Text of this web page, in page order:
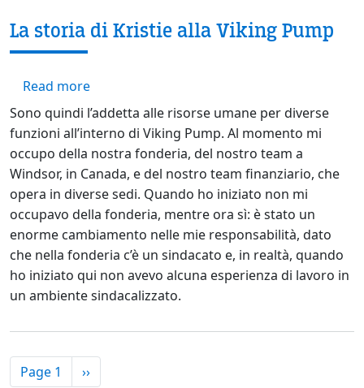
La storia di Kristie alla Viking Pump
Read moreabout La storia di Kristie alla Viking Pump
Sono quindi l’addetta alle risorse umane per diverse
funzioni all’interno di Viking Pump. Al momento mi
occupo della nostra fonderia, del nostro team a
Windsor, in Canada, e del nostro team finanziario, che
opera in diverse sedi. Quando ho iniziato non mi
occupavo della fonderia, mentre ora sì: è stato un
enorme cambiamento nelle mie responsabilità, dato
che nella fonderia c’è un sindacato e, in realtà, quando
ho iniziato qui non avevo alcuna esperienza di lavoro in
un ambiente sindacalizzato.
PAGINATION
Page 1 Next page
››